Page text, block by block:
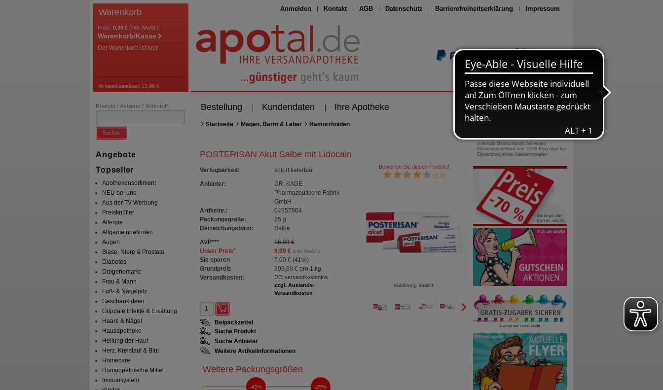
Anmelden Kontakt AGB Datenschutz Barrierefreiheitserklärung Impressum
Seite drucken
Warenkorb
Preis: 0,00 € (inkl. MwSt.)
Warenkorb/Kasse
Der Warenkorb ist leer
Mindestbestellwert 13,99 €
Bestellung Kundendaten Ihre Apotheke
Produkt / Anbieter / Wirkstoff
Suchen
Angebote
Topseller
Apothekensortiment
NEU bei uns
Aus der TV-Werbung
Preisknüller
Allergie
Allgemeinbefinden
Augen
Blase, Niere & Prostata
Diabetes
Drogeriemarkt
Frau & Mann
Fuß- & Nagelpilz
Geschenkideen
Grippale Infekte & Erkältung
Haare & Nägel
Hausapotheke
Heilung der Haut
Herz, Kreislauf & Blut
Homecare
Homöopathische Mittel
Immunsystem
Startseite Magen, Darm & Leber Hämorrhoiden
POSTERISAN Akut Salbe mit Lidocain
Verfügbarkeit:
sofort lieferbar
Anbieter:
DR. KADE
Pharmazeutische Fabrik
GmbH
Artikelnr.:
04957864
Packungsgröße:
25 g
Darreichungsform:
Salbe
AVP***
16,99 €
Unser Preis* 9,99 €(inkl. MwSt.)
Sie sparen 7,00 € (41%)
Grundpreis
399,60 €pro 1 kg
Versandkosten:
DE: versandkostenfrei
zzgl. Auslands-
Versandkosten
Bewerten Sie dieses Produkt!
(3.7)
Abbildung ähnlich
Beipackzettel
Suche Produkt
Suche Anbieter
Weitere Artikelinformationen
Weitere Packungsgrößen
41% 20%
0800-10 11 422
gebührenfreie Rufnummer
innerhalb Deutschlands bei einem
Mindestbestellwert von 13,99 Euro oder bei
Einsendung eines Kassenrezeptes